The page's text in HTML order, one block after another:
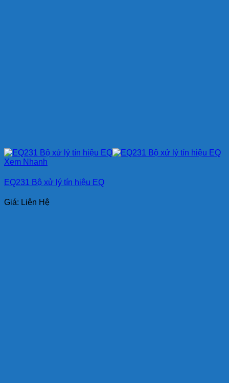
Xem Nhanh
EQ231 Bộ xử lý tín hiệu EQ
Giá: Liên Hệ